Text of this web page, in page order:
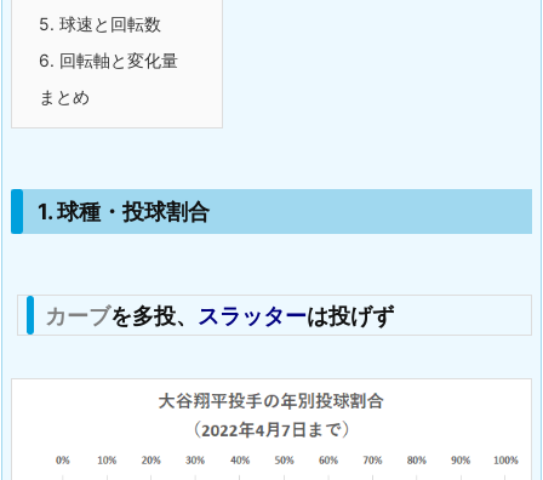
5. 球速と回転数
6. 回転軸と変化量
まとめ
1. 球種・投球割合
カーブを多投、 スラッターは投げず